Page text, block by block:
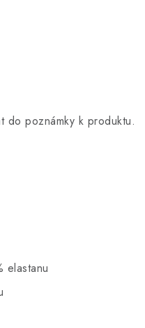
do poznámky k produktu.
elastanu